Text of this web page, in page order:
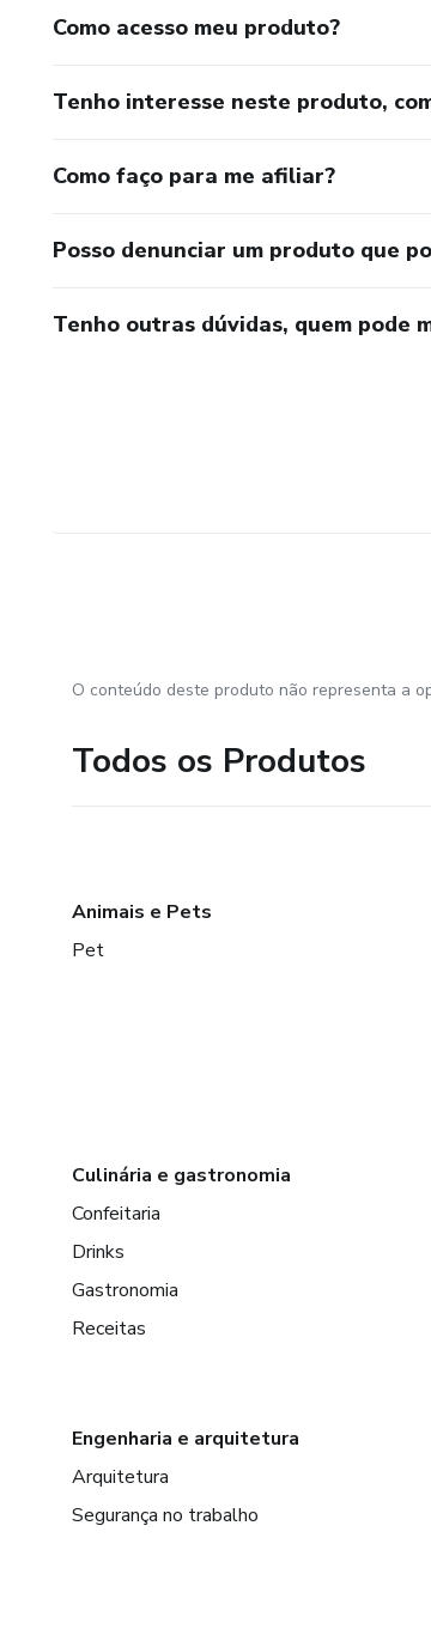
Como acesso meu produto?
Tenho interesse neste produto,
Como faço para me afiliar?
Posso denunciar um produto que
Tenho outras dúvidas, quem pode
O conteúdo deste produto não representa a
Todos os Produtos
Animais e Pets
Pet
Culinária e gastronomia
Confeitaria
Drinks
Gastronomia
Receitas
Engenharia e arquitetura
Arquitetura
Segurança no trabalho